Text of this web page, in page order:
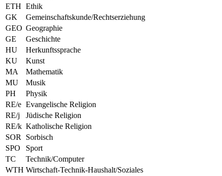
ETH Ethik
GK
Gemeinschaftskunde/Rechtserziehung
GEO Geographie
GE
Geschichte
HU
Herkunftssprache
KU
Kunst
MA
Mathematik
MU
Musik
PH
Physik
RE/e Evangelische Religion
RE/j
Jüdische Religion
RE/k Katholische Religion
SOR
Sorbisch
SPO
Sport
TC
Technik/Computer
WTH Wirtschaft-Technik-Haushalt/Soziales